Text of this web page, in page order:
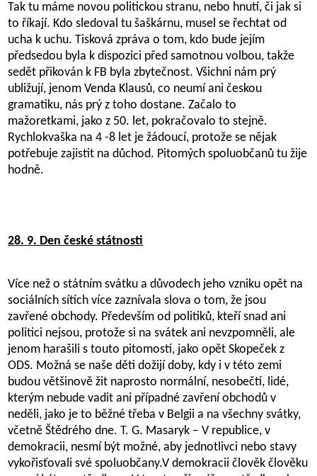
Tak tu máme novou politickou stranu, nebo hnutí, či jak si
to říkají. Kdo sledoval tu šaškárnu, musel se řechtat od
ucha k uchu. Tisková zpráva o tom, kdo bude jejím
předsedou byla k dispozici před samotnou volbou, takže
sedět přikován k FB byla zbytečnost. Všichni nám prý
ubližují, jenom Venda Klausů, co neumí ani českou
gramatiku, nás prý z toho dostane. Začalo to
mažoretkami, jako z 50. let, pokračovalo to stejně.
Rychlokvaška na 4 -8 let je žádoucí, protože se nějak
potřebuje zajistit na důchod. Pitomých spoluobčanů tu žije
hodně.
28. 9. Den české státnosti
Více než o státním svátku a důvodech jeho vzniku opět na
sociálních sítích více zaznívala slova o tom, že jsou
zavřené obchody. Především od politiků, kteří snad ani
politici nejsou, protože si na svátek ani nevzpomněli, ale
jenom harašili s touto pitomostí, jako opět Skopeček z
ODS. Možná se naše děti dožijí doby, kdy i v této zemi
budou většinově žit naprosto normální, nesobečtí, lidé,
kterým nebude vadit ani případné zavření obchodů v
neděli, jako je to běžné třeba v Belgii a na všechny svátky,
včetně Štědrého dne. T. G. Masaryk –V republice, v
demokracii, nesmí být možné, aby jednotlivci nebo stavy
vykořisťovali své spoluobčany.V demokracii člověk člověku